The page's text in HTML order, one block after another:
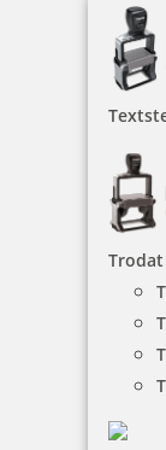
Der COLOP
oder im